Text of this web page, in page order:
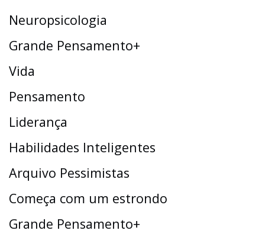
Neuropsicologia
Grande Pensamento+
Vida
Pensamento
Liderança
Habilidades Inteligentes
Arquivo Pessimistas
Começa com um estrondo
Grande Pensamento+